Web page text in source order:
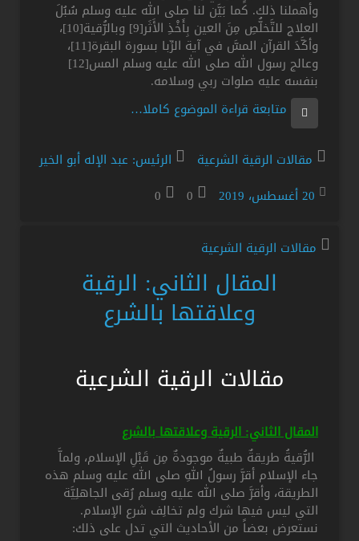
وأهملنا ذلك. كما بَيَّن لنا صلى الله عليه وسلم سُبُلَ
العلاج للتَّخلُّصِ مِنَ العين بِأَخْذِ الأَثَر[9] وبالرُّقية[10]،
وأكَّدَ القرآن المسَّ في آية الرِّبا بسورة البقرة[11]،
وعالج رسول الله صلى الله عليه وسلم المس[12]
بنفسه عليه صلوات ربي وسلامه.
متابعة قراءة الموضوع كاملا…
مقالات الرقية الشرعية
الرئيس: عبد الإله أبو الخير
20 أغسطس، 2019
0
0
مقالات الرقية الشرعية
المقال الثاني: الرقية
وعلاقتها بالشرع
مقالات الرقية الشرعية
المقال الثاني: الرقية وعلاقتها بالشرع
الرُّقيةُ طريقةٌ طبيةٌ موجودةٌ مِن قَبْلِ الإسلام، ولماَّ
جاء الإسلام أقرَّ رسولُ اللهِ صلى الله عليه وسلم هذه
الطريقة، وأقرَّ صلى الله عليه وسلم رُقى الجاهلِيَّة
التي ليس فيها شرك ولم تخالِف شرع الإسلام.
نستعرض بعضاً من الأحاديث التي تدل على ذلك: